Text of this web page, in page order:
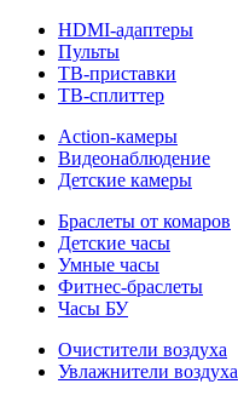
HDMI-адаптеры
Пульты
ТВ-приставки
ТВ-сплиттер
Action-камеры
Видеонаблюдение
Детские камеры
Браслеты от комаров
Детские часы
Умные часы
Фитнес-браслеты
Часы БУ
Очистители воздуха
Увлажнители воздуха